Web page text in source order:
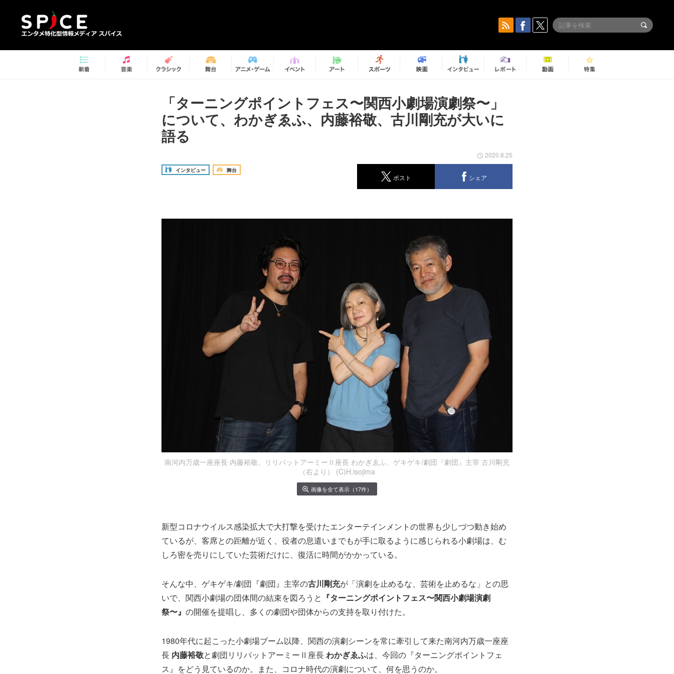
「ターニングポイントフェス〜関西小劇場演劇祭〜」
について、わかぎゑふ、内藤裕敬、古川剛充が大いに
語る
インタビュー 舞台
2020.8.25
ポスト シェア
南河内万歳一座座長 内藤裕敬、リリパットアーミーⅡ座長 わかぎゑふ、ゲキゲキ/劇団『劇団』主宰 古川剛充
（右より） (C)H.isojima
画像を全て表示（17件）
新型コロナウイルス感染拡大で大打撃を受けたエンターテインメントの世界も少しづつ動き始め
ているが、客席との距離が近く、役者の息遣いまでもが手に取るように感じられる小劇場は、む
しろ密を売りにしていた芸術だけに、復活に時間がかかっている。
そんな中、ゲキゲキ/劇団『劇団』主宰の古川剛充が「演劇を止めるな、芸術を止めるな」との思
いで、関西小劇場の団体間の結束を図ろうと 『ターニングポイントフェス〜関西小劇場演劇
祭〜』 の開催を提唱し、多くの劇団や団体からの支持を取り付けた。
1980年代に起こった小劇場ブーム以降、関西の演劇シーンを常に牽引して来た南河内万歳一座座
長 内藤裕敬と劇団リリパットアーミーⅡ座長わかぎゑふは、今回の『ターニングポイントフェ
ス』をどう見ているのか。また、コロナ時代の演劇について、何を思うのか。